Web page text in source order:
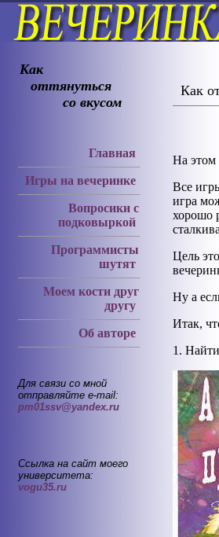
Как
оттянуться
со вкусом
Главная
Игры на вечеринке
Вопросики с
подковыркой
Программисты
шутят
Моем кости друг
другу
Об авторе
Для связи со мной
отправляйте e-mail:
pm01ssv@yandex.ru
Ссылка на сайт моего
университета:
vogu35.ru
Как
На этом
Все
игра
хорошо
Цель
Ну а
Итак,
1.